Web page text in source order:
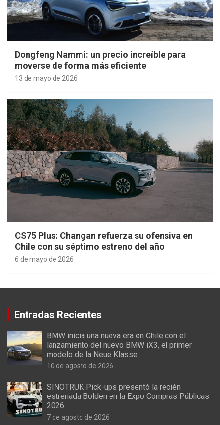
Dongfeng Nammi: un precio increíble para
moverse de forma más eficiente
13 de mayo de 2026
CS75 Plus: Changan refuerza su ofensiva en
Chile con su séptimo estreno del año
6 de mayo de 2026
Entradas Recientes
BMW inicia una nueva era en Chile con el
lanzamiento del nuevo BMW iX3, el primer
modelo de la Neue Klasse
10 de agosto de 2026
SINOTRUK Pick-ups presentó la recién
estrenada Bolden en la Expo Compras Públicas
2026
7 de agosto de 2026